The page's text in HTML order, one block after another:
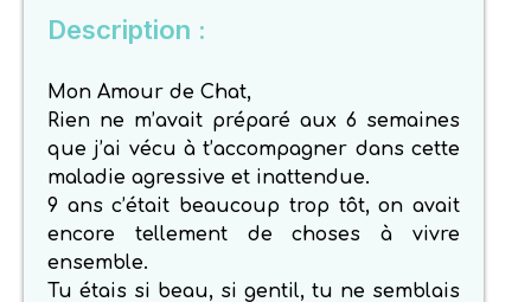
Description :
Mon Amour de Chat,
Rien ne m’avait préparé aux 6 semaines
que j’ai vécu à t’accompagner dans cette
maladie agressive et inattendue.
9 ans c’était beaucoup trop tôt, on avait
encore tellement de choses à vivre
ensemble.
Tu étais si beau, si gentil, tu ne semblais